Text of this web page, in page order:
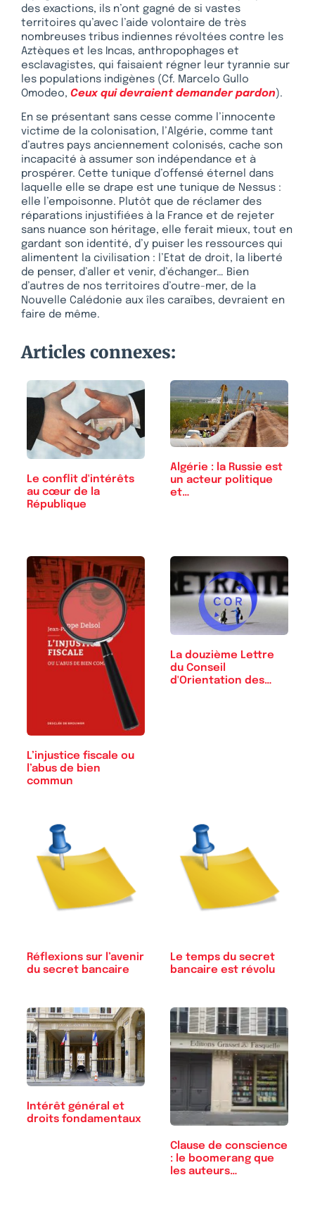
des exactions, ils n’ont gagné de si vastes
territoires qu’avec l’aide volontaire de très
nombreuses tribus indiennes révoltées contre les
Aztèques et les Incas, anthropophages et
esclavagistes, qui faisaient régner leur tyrannie sur
les populations indigènes (Cf. Marcelo Gullo
Omodeo, Ceux qui devraient demander pardon).
En se présentant sans cesse comme l’innocente
victime de la colonisation, l’Algérie, comme tant
d’autres pays anciennement colonisés, cache son
incapacité à assumer son indépendance et à
prospérer. Cette tunique d’offensé éternel dans
laquelle elle se drape est une tunique de Nessus :
elle l’empoisonne. Plutôt que de réclamer des
réparations injustifiées à la France et de rejeter
sans nuance son héritage, elle ferait mieux, tout en
gardant son identité, d’y puiser les ressources qui
alimentent la civilisation : l’Etat de droit, la liberté
de penser, d’aller et venir, d’échanger… Bien
d’autres de nos territoires d’outre-mer, de la
Nouvelle Calédonie aux îles caraïbes, devraient en
faire de même.
Articles connexes:
Le conflit d'intérêts
au cœur de la
République
Algérie : la Russie est
un acteur politique
et…
L’injustice fiscale ou
l’abus de bien
commun
La douzième Lettre
du Conseil
d'Orientation des
Réflexions sur l’avenir
du secret bancaire
Le temps du secret
bancaire est révolu
Intérêt général et
droits fondamentaux
Clause de conscience
: le boomerang que
les auteurs…